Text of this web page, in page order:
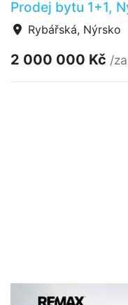
Prodej bytu 1+1,
Rybářská, Nýrsko
2 000 000 Kč /